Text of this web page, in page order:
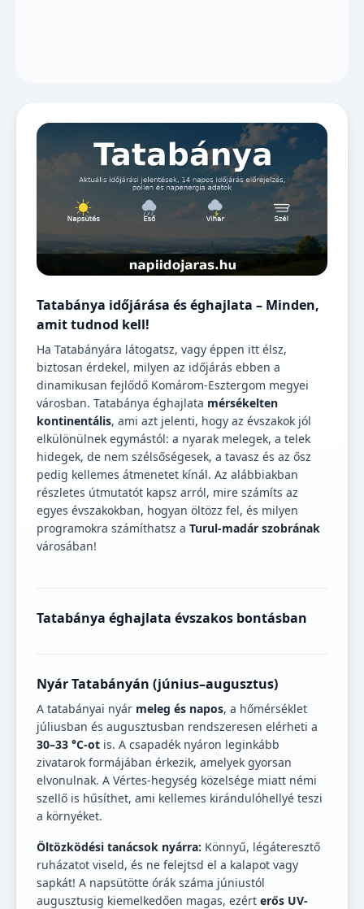
Tatabánya időjárása és éghajlata – Minden,
amit tudnod kell!
Ha Tatabányára látogatsz, vagy éppen itt élsz,
biztosan érdekel, milyen az időjárás ebben a
dinamikusan fejlődő Komárom-Esztergom megyei
városban. Tatabánya éghajlata mérsékelten
kontinentális, ami azt jelenti, hogy az évszakok jól
elkülönülnek egymástól: a nyarak melegek, a telek
hidegek, de nem szélsőségesek, a tavasz és az ősz
pedig kellemes átmenetet kínál. Az alábbiakban
részletes útmutatót kapsz arról, mire számíts az
egyes évszakokban, hogyan öltözz fel, és milyen
programokra számíthatsz a Turul-madár szobrának
városában!
Tatabánya éghajlata évszakos bontásban
Nyár Tatabányán (június–augusztus)
A tatabányai nyár meleg és napos, a hőmérséklet
júliusban és augusztusban rendszeresen elérheti a
30–33 °C-ot is. A csapadék nyáron leginkább
zivatarok formájában érkezik, amelyek gyorsan
elvonulnak. A Vértes-hegység közelsége miatt némi
szellő is hűsíthet, ami kellemes kirándulóhellyé teszi
a környéket.
Öltözködési tanácsok nyárra: Könnyű, légáteresztő
ruházatot viseld, és ne felejtsd el a kalapot vagy
sapkát! A napsütötte órák száma júniustól
augusztusig kiemelkedően magas, ezért erős UV-